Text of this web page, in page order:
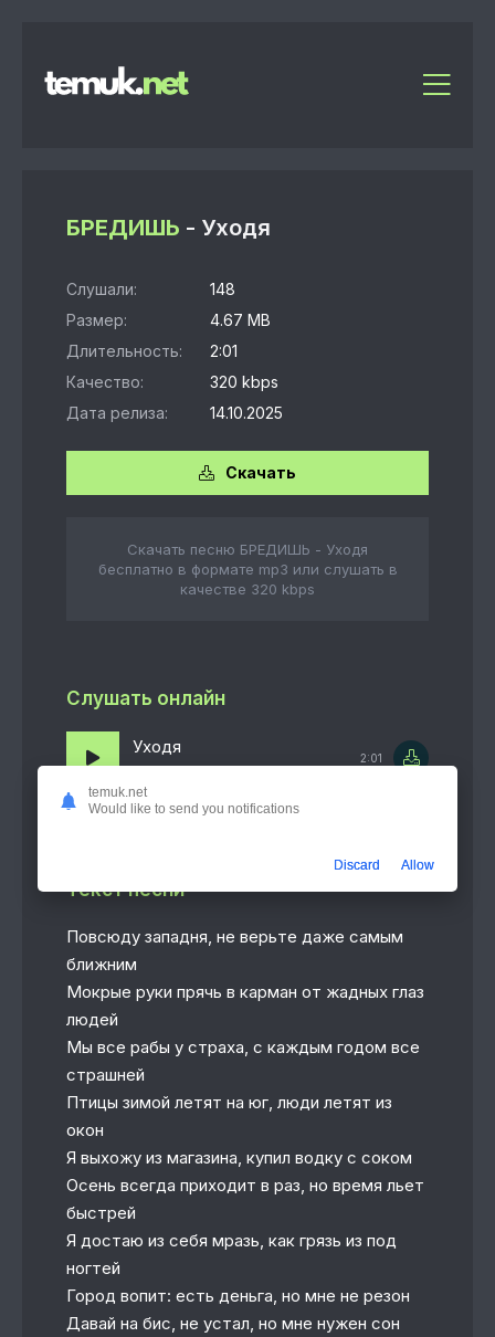
БРЕДИШЬ - Уходя
Слушали:
148
Размер:
4.67 MB
Длительность:
2:01
Качество:
320 kbps
Дата релиза:
14.10.2025
Скачать
Скачать песню БРЕДИШЬ - Уходя
бесплатно в формате mp3 или слушать в
качестве 320 kbps
Слушать онлайн
Уходя
БРЕДИШЬ
2:01
Текст песни
Повсюду западня, не верьте даже самым
ближним
Мокрые руки прячь в карман от жадных глаз
людей
Мы все рабы у страха, с каждым годом все
страшней
Птицы зимой летят на юг, люди летят из
окон
Я выхожу из магазина, купил водку с соком
Осень всегда приходит в раз, но время льет
быстрей
Я достаю из себя мразь, как грязь из под
ногтей
Город вопит: есть деньга, но мне не резон
Давай на бис, не устал, но мне нужен сон
temuk.net
Would like to send you notifications
Discard Allow